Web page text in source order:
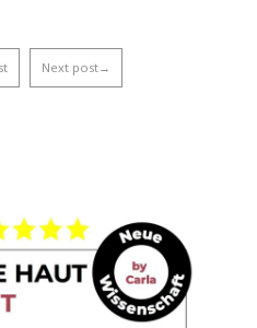
Next post→